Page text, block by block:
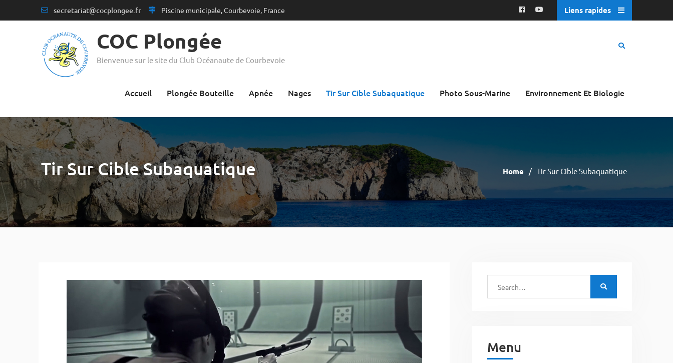
Liens rapides
secretariat@cocplongee.fr Piscine municipale, Courbevoie, France
COC Plongée
Bienvenue sur le site du Club Océanaute de Courbevoie
Accueil Plongée Bouteille Apnée Nages Tir Sur Cible Subaquatique Photo Sous-Marine Environnement Et Biologie
Tir Sur Cible Subaquatique Home Tir Sur Cible Subaquatique
Menu